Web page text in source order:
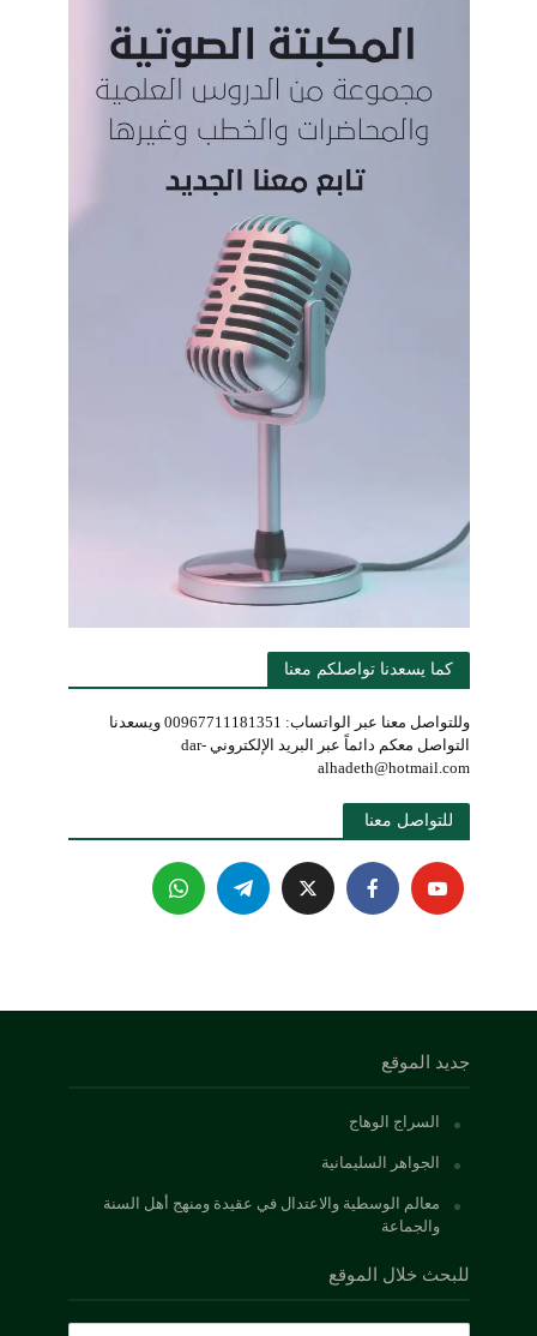
كما يسعدنا تواصلكم معنا
وللتواصل معنا عبر الواتساب: 00967711181351 ويسعدنا
التواصل معكم دائماً عبر البريد الإلكتروني dar-
alhadeth@hotmail.com
للتواصل معنا
جديد الموقع
السراج الوهاج
الجواهر السليمانية
معالم الوسطية والاعتدال في عقيدة ومنهج أهل السنة
والجماعة
للبحث خلال الموقع